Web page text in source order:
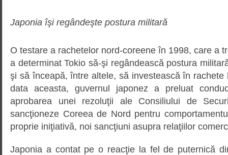
Japonia îşi regândeşte postura militară
O testare a rachetelor nord-coreene în 1998, care a
a determinat Tokio să-şi regândească postura
şi să înceapă, între altele, să investească în rachete
data aceasta, guvernul japonez a preluat
aprobarea unei rezoluţii ale Consiliului de
sancţioneze Coreea de Nord pentru
proprie iniţiativă, noi sancţiuni asupra relaţiilor
Japonia a contat pe o reacţie la fel de puternică